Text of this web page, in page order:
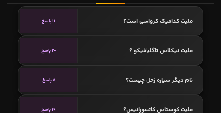
ملیت کدامیک کرواسی است؟ 11 پاسخ
ملیت نیکلاس تاگلیافیکو ؟ 20 پاسخ
نام دیگر سیاره زحل چیست؟ 8 پاسخ
ملیت کوستاس کاتسورانیس؟ 19 پاسخ